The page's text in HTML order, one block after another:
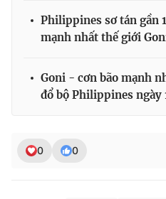
Philippines sơ tán gần
mạnh nhất thế giới
Goni - cơn bão mạnh
đổ bộ Philippines ngày
0 0